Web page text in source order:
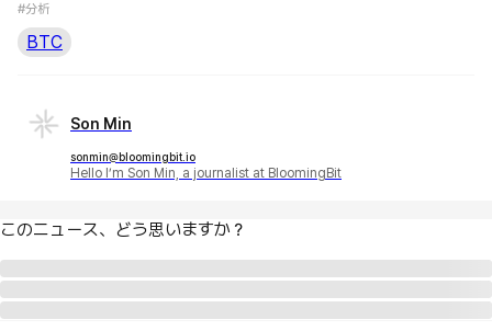
#分析
BTC
Son Min
sonmin@bloomingbit.io
Hello I’m Son Min, a journalist at BloomingBit
このニュース、どう思いますか？